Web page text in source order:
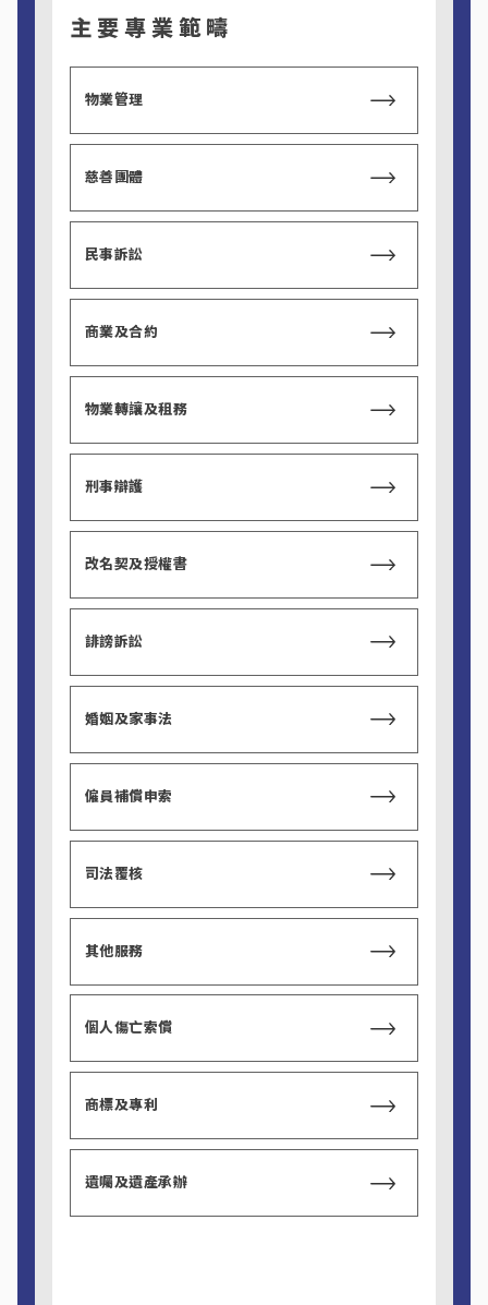
主要專業範疇
物業管理
慈善團體
民事訴訟
商業及合約
物業轉讓及租務
刑事辯護
改名契及授權書
誹謗訴訟
婚姻及家事法
僱員補償申索
司法覆核
其他服務
個人傷亡索償
商標及專利
遺囑及遺產承辦